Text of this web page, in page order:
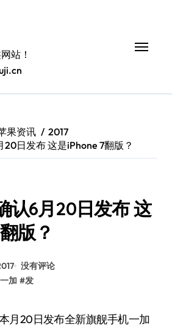
站！
果资讯
2017
日发布 这是iPhone 7翻版？
认6月20日发布 这
版？
没有评论
一加 #发